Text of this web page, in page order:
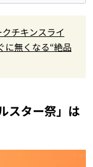
チキンスライ
に無くなる“絶品
スター祭」は